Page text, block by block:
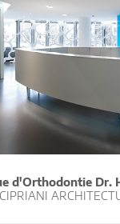
d'Orthodontie Dr.